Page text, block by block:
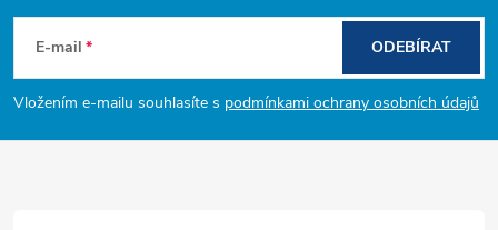
p
a
E-mail
Vložením e-mailu souhlasíte s podmínkami ochrany osobních údajů
ODEBÍRAT